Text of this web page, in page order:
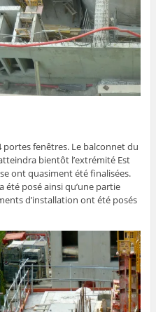
portes fenêtres. Le balconnet du
bientôt l’extrémité Est
ont quasiment été finalisées.
été posé ainsi qu’une partie
d’installation ont été posés